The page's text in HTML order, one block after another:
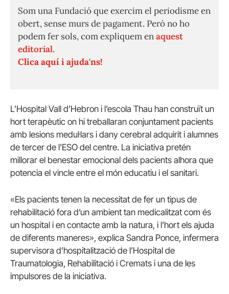
Som una Fundació que exercim el periodisme en
obert, sense murs de pagament. Però no ho
podem fer sols, com expliquem enaquest
editorial.
Clica aquí i ajuda'ns!
L’Hospital Vall d’Hebron i l’escola Thau han construït un
hort terapèutic on hi treballaran conjuntament pacients
amb lesions medul·lars i dany cerebral adquirit i alumnes
de tercer de l’ESO del centre. La iniciativa pretén
millorar el benestar emocional dels pacients alhora que
potencia el vincle entre el món educatiu i el sanitari.
«Els pacients tenen la necessitat de fer un tipus de
rehabilitació fora d’un ambient tan medicalitzat com és
un hospital i en contacte amb la natura, i l’hort els ajuda
de diferents maneres», explica Sandra Ponce, infermera
supervisora d’hospitalització de l’Hospital de
Traumatologia, Rehabilitació i Cremats i una de les
impulsores de la iniciativa.